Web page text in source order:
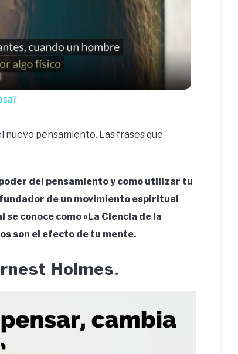
pensamiento. Las frases que
del pensamiento y como utilizar tu
de un movimiento espiritual
conoce como «La Ciencia de la
son el efecto de tu mente.
Holmes.